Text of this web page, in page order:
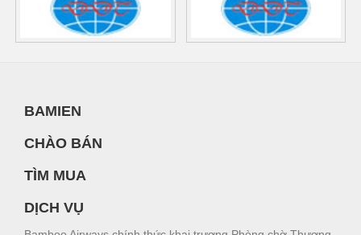
BAMIEN
CHÀO BÁN
TÌM MUA
DỊCH VỤ